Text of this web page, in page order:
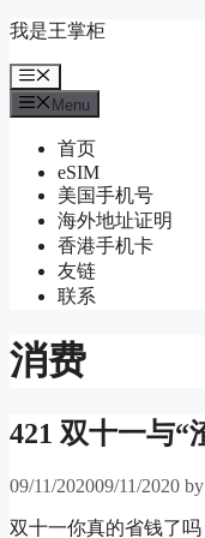
Skip
content
我是王掌柜
Menu
Menu
首页
eSIM
美国手机号
海外地址证明
香港手机卡
友链
联系
消费
421 双十一与“
09/11/202009/11/2020 by
双十一你真的省钱了吗